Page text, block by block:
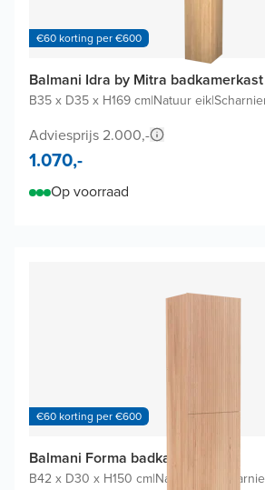
€60 korting per €600
Balmani Idra by Mitra badkamerkast
B35 x D35 x H169 cm|Natuur eik|
Adviesprijs 2.000,-
1.070,-
Op voorraad
€60 korting per €600
Balmani Forma badkamerkast
B42 x D30 x H150 cm|Natuur eik